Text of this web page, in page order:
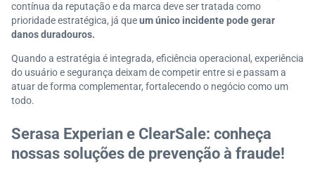
contínua da reputação e da marca deve ser tratada como
prioridade estratégica, já queum único incidente pode gerar
danos duradouros.
Quando a estratégia é integrada, eficiência operacional, experiência
do usuário e segurança deixam de competir entre si e passam a
atuar de forma complementar, fortalecendo o negócio como um
todo.
Serasa Experian e ClearSale: conheça
nossas soluções de prevenção à fraude!